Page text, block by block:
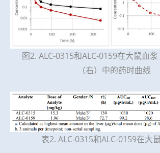
图2. ALC-0315和ALC-0159在大鼠血
（右）中的药时曲线
表2. ALC-0315和ALC-0159在大